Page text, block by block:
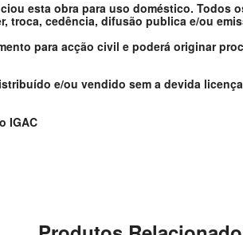
esta obra para uso doméstico. Todos
troca, cedência, difusão publica e/ou
para acção civil e poderá originar
e/ou vendido sem a devida
IGAC